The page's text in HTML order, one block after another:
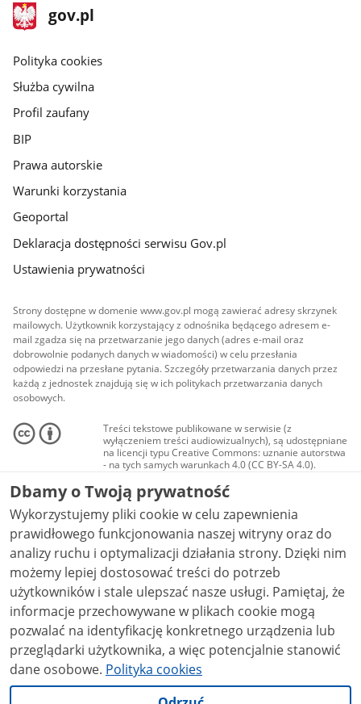
stopka
gov.pl
Strona
gov.pl
gov.pl
Polityka cookies
Służba cywilna
Profil zaufany
BIP
Prawa autorskie
Warunki korzystania
Geoportal
Deklaracja dostępności serwisu Gov.pl
Ustawienia prywatności
Strony dostępne w domenie www.gov.pl mogą zawierać adresy skrzynek
mailowych. Użytkownik korzystający z odnośnika będącego adresem e-
mail zgadza się na przetwarzanie jego danych (adres e-mail oraz
dobrowolnie podanych danych w wiadomości) w celu przesłania
odpowiedzi na przesłane pytania. Szczegóły przetwarzania danych przez
każdą z jednostek znajdują się w ich politykach przetwarzania danych
osobowych.
Treści tekstowe publikowane w serwisie (z
wyłączeniem treści audiowizualnych), są udostępniane
na licencji typu Creative Commons: uznanie autorstwa
- na tych samych warunkach 4.0 (CC BY-SA 4.0).
Materiały audiowizualne, w tym zdjęcia, materiały
audio i wideo, są udostępniane na licencji typu
Creative Commons: uznanie autorstwa użycie
niekomercyjne - bez utworów zależnych 4.0 (CC BY-
NC-ND 4.0), o ile nie jest to stwierdzone inaczej.
Dbamy o Twoją prywatność
Wykorzystujemy pliki cookie w celu zapewnienia
prawidłowego funkcjonowania naszej witryny oraz do
analizy ruchu i optymalizacji działania strony. Dzięki nim
możemy lepiej dostosować treści do potrzeb
użytkowników i stale ulepszać nasze usługi. Pamiętaj, że
informacje przechowywane w plikach cookie mogą
pozwalać na identyfikację konkretnego urządzenia lub
przeglądarki użytkownika, a więc potencjalnie stanowić
dane osobowe. Polityka cookies